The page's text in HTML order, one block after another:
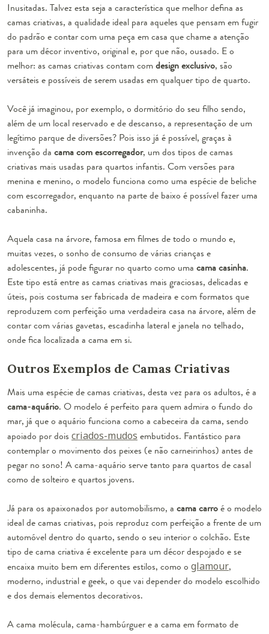
Inusitadas. Talvez esta seja a característica que melhor defina as
camas criativas, a qualidade ideal para aqueles que pensam em fugir
do padrão e contar com uma peça em casa que chame a atenção
para um décor inventivo, original e, por que não, ousado. E o
melhor: as camas criativas contam comdesign exclusivo, são
versáteis e possíveis de serem usadas em qualquer tipo de quarto.
Você já imaginou, por exemplo, o dormitório do seu filho sendo,
além de um local reservado e de descanso, a representação de um
legítimo parque de diversões? Pois isso já é possível, graças à
invenção da cama com escorregador, um dos tipos de camas
criativas mais usadas para quartos infantis. Com versões para
menina e menino, o modelo funciona como uma espécie de beliche
com escorregador, enquanto na parte de baixo é possível fazer uma
cabaninha.
Aquela casa na árvore, famosa em filmes de todo o mundo e,
muitas vezes, o sonho de consumo de várias crianças e
adolescentes, já pode figurar no quarto como uma cama casinha.
Este tipo está entre as camas criativas mais graciosas, delicadas e
úteis, pois costuma ser fabricada de madeira e com formatos que
reproduzem com perfeição uma verdadeira casa na árvore, além de
contar com várias gavetas, escadinha lateral e janela no telhado,
onde fica localizada a cama em si.
Outros Exemplos de Camas Criativas
Mais uma espécie de camas criativas, desta vez para os adultos, é a
cama-aquário. O modelo é perfeito para quem admira o fundo do
mar, já que o aquário funciona como a cabeceira da cama, sendo
apoiado por dois criados-mudos embutidos. Fantástico para
contemplar o movimento dos peixes (e não carneirinhos) antes de
pegar no sono! A cama-aquário serve tanto para quartos de casal
como de solteiro e quartos jovens.
Já para os apaixonados por automobilismo, a cama carroé o modelo
ideal de camas criativas, pois reproduz com perfeição a frente de um
automóvel dentro do quarto, sendo o seu interior o colchão. Este
tipo de cama criativa é excelente para um décor despojado e se
encaixa muito bem em diferentes estilos, como o glamour,
moderno, industrial e geek, o que vai depender do modelo escolhido
e dos demais elementos decorativos.
A cama molécula, cama-hambúrguer e a cama em formato de